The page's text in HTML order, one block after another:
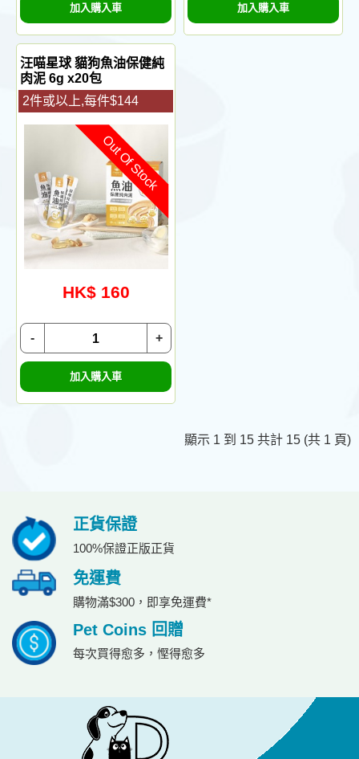
加入購入車 加入購入車
汪喵星球 貓狗魚油保健純
肉泥 6g x20包
2件或以上,每件$144
Out Of Stock
HK$ 160
+
-
加入購入車
顯示 1 到 15 共計 15 (共 1 頁)
正貨保證
100%保證正版正貨
免運費
購物滿$300，即享免運費*
Pet Coins 回贈
每次買得愈多，慳得愈多